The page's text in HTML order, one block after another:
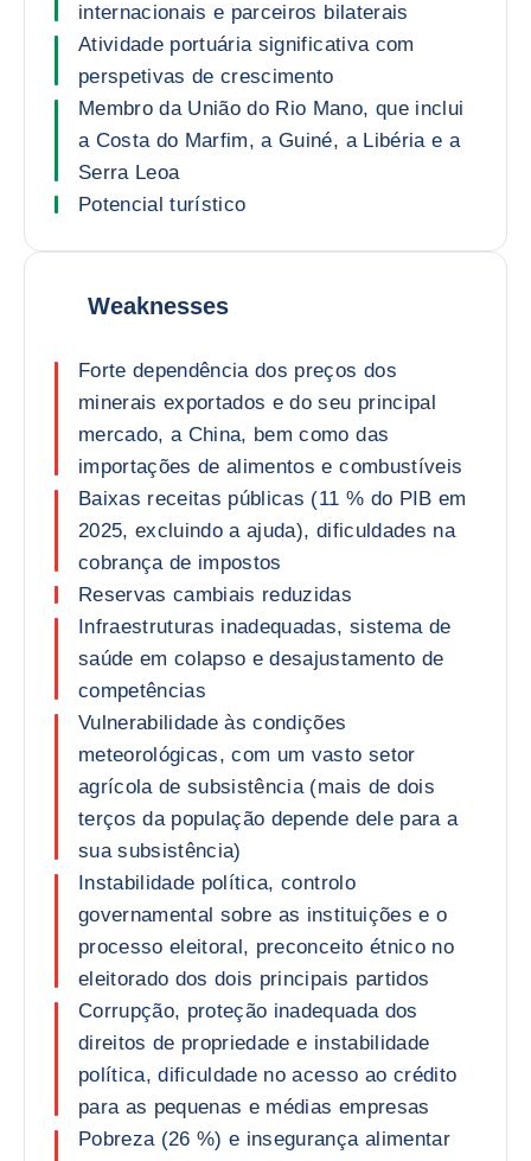
internacionais e parceiros bilaterais
Atividade portuária significativa com
perspetivas de crescimento
Membro da União do Rio Mano, que inclui
a Costa do Marfim, a Guiné, a Libéria e a
Serra Leoa
Potencial turístico
Weaknesses
Forte dependência dos preços dos
minerais exportados e do seu principal
mercado, a China, bem como das
importações de alimentos e combustíveis
Baixas receitas públicas (11 % do PIB em
2025, excluindo a ajuda), dificuldades na
cobrança de impostos
Reservas cambiais reduzidas
Infraestruturas inadequadas, sistema de
saúde em colapso e desajustamento de
competências
Vulnerabilidade às condições
meteorológicas, com um vasto setor
agrícola de subsistência (mais de dois
terços da população depende dele para a
sua subsistência)
Instabilidade política, controlo
governamental sobre as instituições e o
processo eleitoral, preconceito étnico no
eleitorado dos dois principais partidos
Corrupção, proteção inadequada dos
direitos de propriedade e instabilidade
política, dificuldade no acesso ao crédito
para as pequenas e médias empresas
Pobreza (26 %) e insegurança alimentar